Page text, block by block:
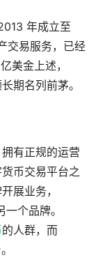
年成立至
交易服务，已经
美金上述，
期名列前茅。
有正规的运营
币交易平台之
展业务，
个品牌。
的人群，而